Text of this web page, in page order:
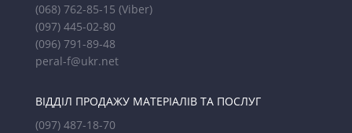
(068) 762-85-15 (Viber)
(097) 445-02-80
(096) 791-89-48
peral-f@ukr.net
ВІДДІЛ ПРОДАЖУ МАТЕРІАЛІВ ТА ПОСЛУГ
(097) 487-18-70